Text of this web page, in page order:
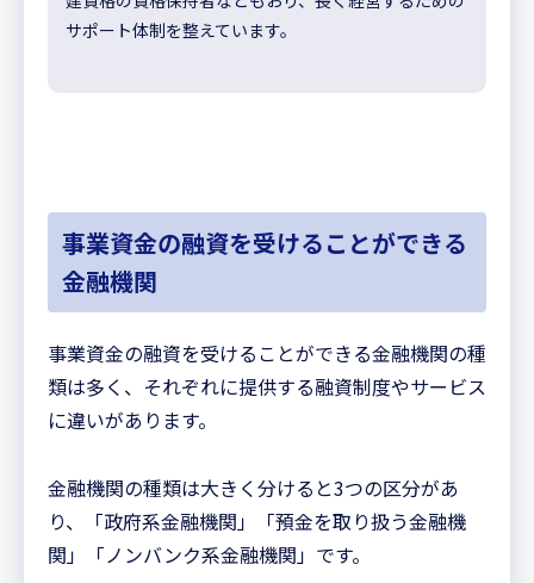
サポート体制を整えています。
事業資金の融資を受けることができる
金融機関
事業資金の融資を受けることができる金融機関の種
類は多く、それぞれに提供する融資制度やサービス
に違いがあります。
金融機関の種類は大きく分けると3つの区分があ
り、「政府系金融機関」「預金を取り扱う金融機
関」「ノンバンク系金融機関」です。